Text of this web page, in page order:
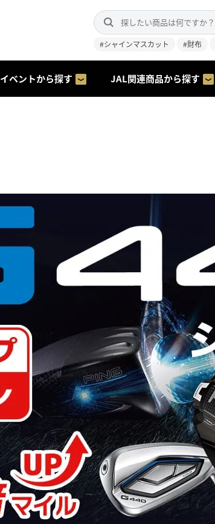
#シャインマスカット #財布
イベントから探す JAL関連商品から探す